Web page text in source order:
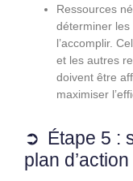
Ressources
déterminer
l’accomplir.
et les autres
doivent être
maximiser
Étape 5 :
plan